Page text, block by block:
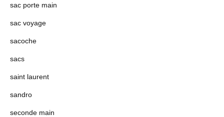
sac porte main
sac voyage
sacoche
sacs
saint laurent
sandro
seconde main